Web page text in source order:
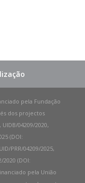
pela Fundação
dos projectos
UIDB/04209/2020,
(DOI:
PRR/04209/2025,
2020 (DOI:
pela União